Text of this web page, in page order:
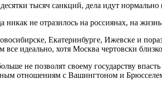
тысяч санкций, дела идут нормально
никак не отразилось на россиянах, на
Екатеринбурге, Ижевске и
все идеально, хотя Москва чертовски
не позволят своему государству
отношениям с Вашингтоном и